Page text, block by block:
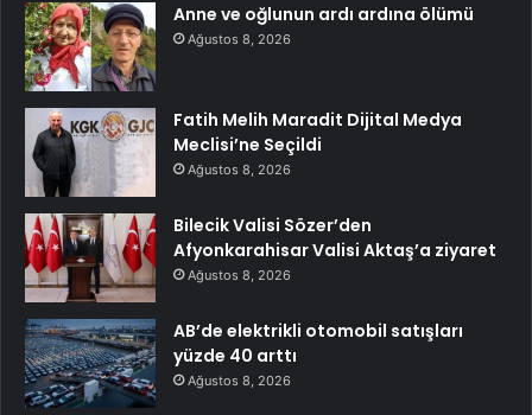
Anne ve oğlunun ardı ardına ölümü
Ağustos 8, 2026
Fatih Melih Maradit Dijital Medya
Meclisi’ne Seçildi
Ağustos 8, 2026
Bilecik Valisi Sözer’den
Afyonkarahisar Valisi Aktaş’a ziyaret
Ağustos 8, 2026
AB’de elektrikli otomobil satışları
yüzde 40 arttı
Ağustos 8, 2026